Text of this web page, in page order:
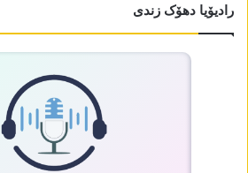
رادیۆیا دھۆک زندی